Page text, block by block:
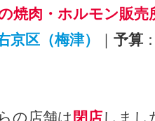
焼肉・ホルモン販売
京区（梅津） ｜ 予算
の店舗は 閉店しまし